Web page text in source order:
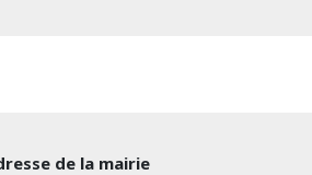
de la mairie